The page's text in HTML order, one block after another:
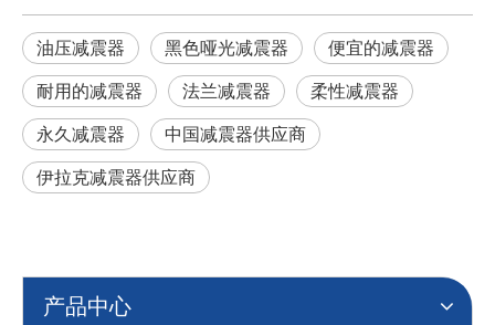
油压减震器 黑色哑光减震器 便宜的减震器
耐用的减震器 法兰减震器 柔性减震器
永久减震器 中国减震器供应商
伊拉克减震器供应商
产品中心